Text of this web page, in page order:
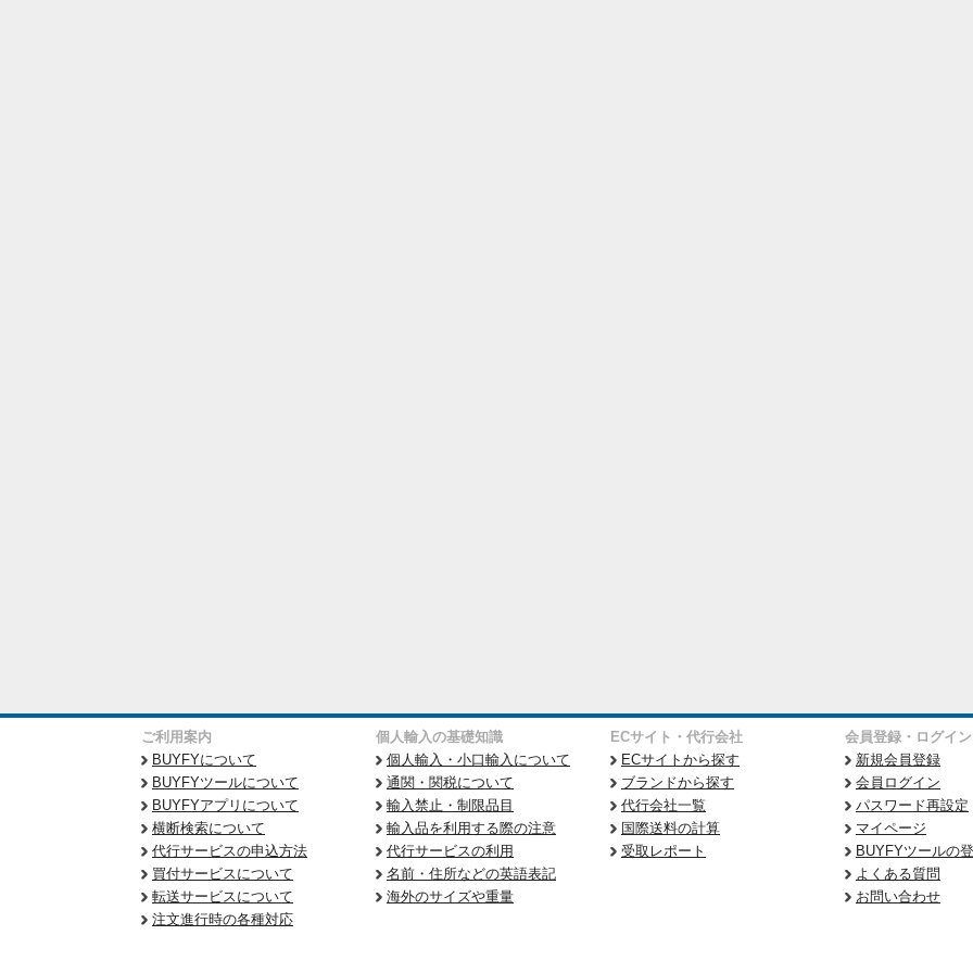
ご利用案内
BUYFYについて
BUYFYツールについて
BUYFYアプリについて
横断検索について
代行サービスの申込方法
買付サービスについて
転送サービスについて
注文進行時の各種対応
個人輸入の基礎知識
個人輸入・小口輸入について
通関・関税について
輸入禁止・制限品目
輸入品を利用する際の注意
代行サービスの利用
名前・住所などの英語表記
海外のサイズや重量
ECサイト・代行会社
ECサイトから探す
ブランドから探す
代行会社一覧
国際送料の計算
受取レポート
会員登録・ログイン
新規会員登録
会員ログイン
パスワード再設定
マイページ
BUYFYツールの
よくある質問
お問い合わせ